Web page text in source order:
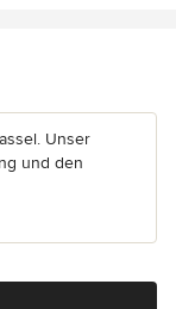
Unser
und den